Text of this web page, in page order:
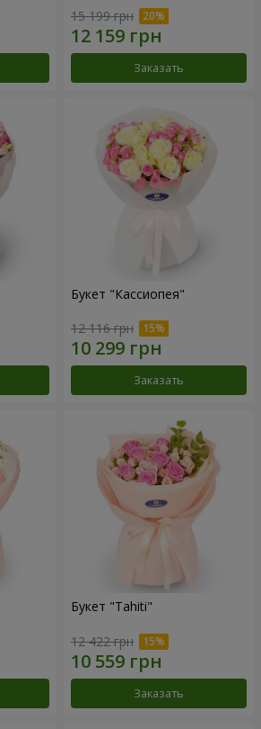
15 199 грн
Заказать
Букет "Кассиопея"
12 116 грн
Заказать
Букет "Tahiti"
12 422 грн
Заказать